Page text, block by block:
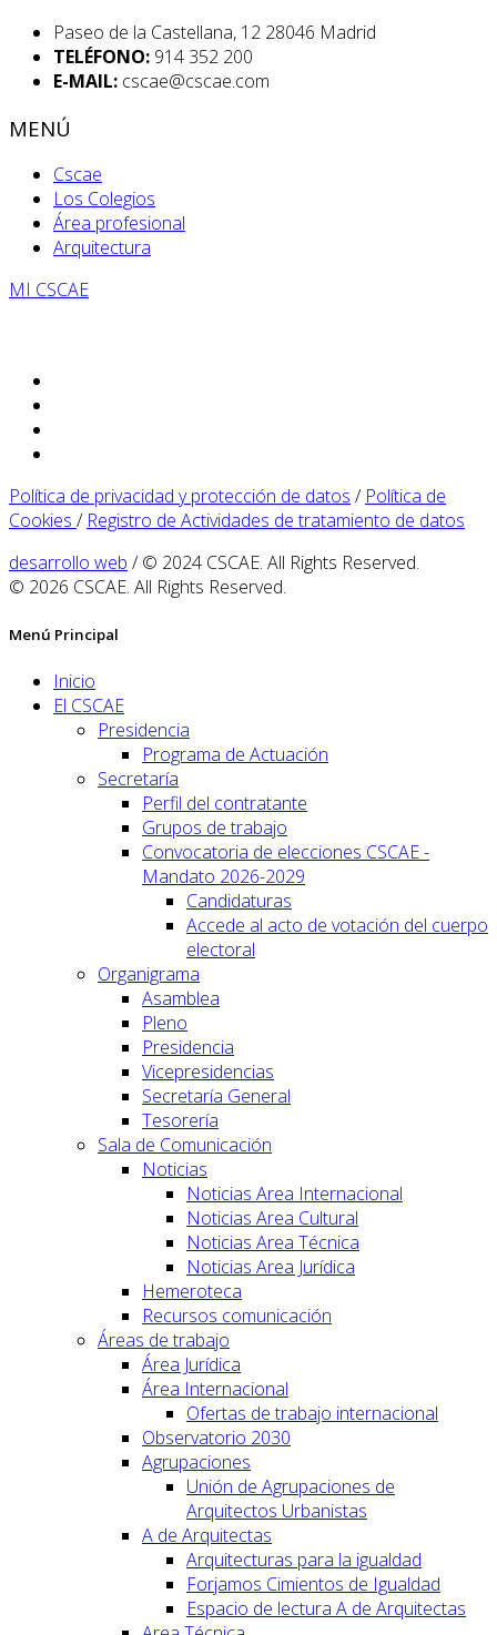
Paseo de la Castellana, 12 28046 Madrid
TELÉFONO: 914 352 200
E-MAIL: cscae@cscae.com
MENÚ
Cscae
Los Colegios
Área profesional
Arquitectura
MI CSCAE
Política de privacidad y protección de datos / Política de
Cookies / Registro de Actividades de tratamiento de datos
desarrollo web / © 2024 CSCAE. All Rights Reserved.
© 2026 CSCAE. All Rights Reserved.
Menú Principal
Inicio
El CSCAE
Presidencia
Programa de Actuación
Secretaría
Perfil del contratante
Grupos de trabajo
Convocatoria de elecciones CSCAE -
Mandato 2026-2029
Candidaturas
Accede al acto de votación del cuerpo
electoral
Organigrama
Asamblea
Pleno
Presidencia
Vicepresidencias
Secretaría General
Tesorería
Sala de Comunicación
Noticias
Noticias Area Internacional
Noticias Area Cultural
Noticias Area Técnica
Noticias Area Jurídica
Hemeroteca
Recursos comunicación
Áreas de trabajo
Área Jurídica
Área Internacional
Ofertas de trabajo internacional
Observatorio 2030
Agrupaciones
Unión de Agrupaciones de
Arquitectos Urbanistas
A de Arquitectas
Arquitecturas para la igualdad
Forjamos Cimientos de Igualdad
Espacio de lectura A de Arquitectas